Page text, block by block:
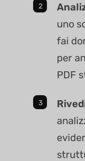
uno
fai
per
PDF